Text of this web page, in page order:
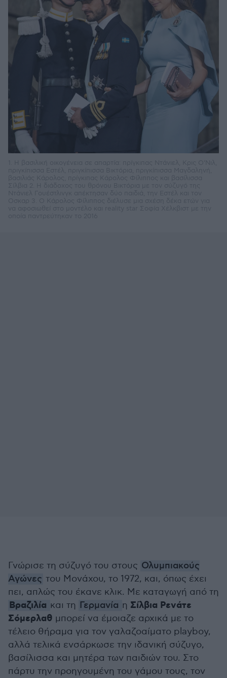
Γνώρισε τη σύζυγό του στους Ολυμπιακούς
Αγώνες του Μονάχου, το 1972, και, όπως έχει
πει, απλώς του έκανε κλικ. Με καταγωγή από τη
Βραζιλία και τη Γερμανία η Σίλβια Ρενάτε
Σόμερλαθ μπορεί να έμοιαζε αρχικά με το
τέλειο θήραμα για τον γαλαζοαίματο playboy,
αλλά τελικά ενσάρκωσε την ιδανική σύζυγο,
βασίλισσα και μητέρα των παιδιών του. Στο
πάρτυ την προηγουμένη του γάμου τους, τον